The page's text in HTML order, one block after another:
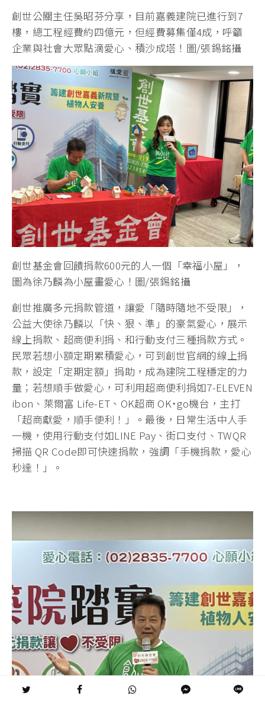
創世公關主任吳昭芬分享，目前嘉義建院已進行到7
樓，總工程經費約四億元，但經費募集僅4成，呼籲
企業與社會大眾點滴愛心、積沙成塔！圖/張錫銘攝
創世基金會回饋捐款600元的人一個「幸福小屋」，
圖為徐乃麟為小屋畫愛心！圖/張錫銘攝
創世推廣多元捐款管道，讓愛「隨時隨地不受限」，
公益大使徐乃麟以「快、狠、準」的豪氣愛心，展示
線上捐款、超商便利捐、和行動支付三種捐款方式。
民眾若想小額定期累積愛心，可到創世官網的線上捐
款，設定「定期定額」捐助，成為建院工程穩定的力
量；若想順手做愛心，可利用超商便利捐如7-ELEVEN
ibon、萊爾富 Life-ET、OK超商 OK˙go機台，主打
「超商獻愛，順手便利！」。最後，日常生活中人手
一機，使用行動支付如LINE Pay、街口支付、TWQR
掃描 QR Code即可快速捐款，強調「手機捐款，愛心
秒達！」。